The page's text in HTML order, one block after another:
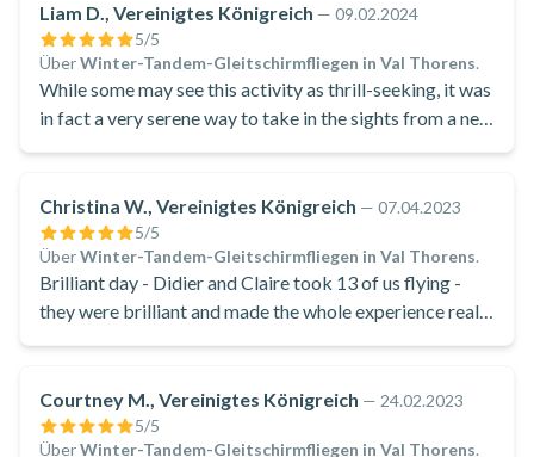
Liam D., Vereinigtes Königreich — 09.02.2024
5/5
ÜberWinter-Tandem-Gleitschirmfliegen in Val Thorens.
While some may see this activity as thrill-seeking, it was
in fact a very serene way to take in the sights from a new
Christina W., Vereinigtes Königreich — 07.04.2023
5/5
ÜberWinter-Tandem-Gleitschirmfliegen in Val Thorens.
Brilliant day - Didier and Claire took 13 of us flying -
they were brilliant and made the whole experience really
Courtney M., Vereinigtes Königreich — 24.02.2023
5/5
ÜberWinter-Tandem-Gleitschirmfliegen in Val Thorens.